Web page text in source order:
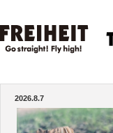
2026.8.7